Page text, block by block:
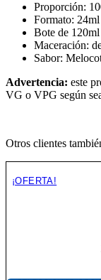
Proporción:
Formato: 24ml
Bote de 120ml
Maceración:
Sabor:
Advertencia: este
VG o VPG según
Otros clientes
¡OFERTA!